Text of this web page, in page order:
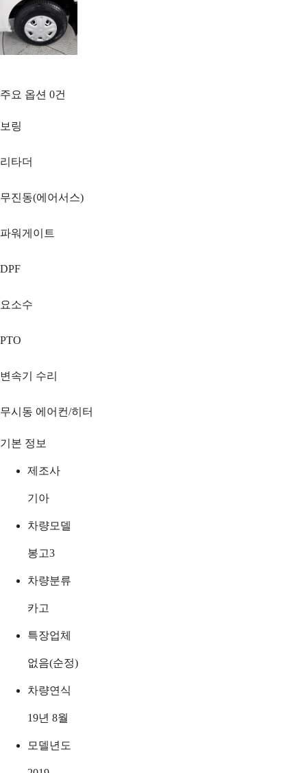
주요 옵션 0건
보링
리타더
무진동(에어서스)
파워게이트
DPF
요소수
PTO
변속기 수리
무시동 에어컨/히터
기본 정보
제조사
기아
차량모델
봉고3
차량분류
카고
특장업체
없음(순정)
차량연식
19년 8월
모델년도